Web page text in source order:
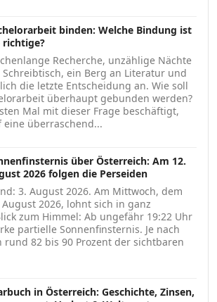
binden: Welche Bindung ist
richtige?
Recherche, unzählige Nächte
Schreibtisch, ein Berg an Literatur und
die letzte Entscheidung an. Wie soll
überhaupt gebunden werden?
Mal mit dieser Frage beschäftigt,
überraschend...
über Österreich: Am 12.
2026 folgen die Perseiden
3. August 2026. Am Mittwoch, dem
August 2026, lohnt sich in ganz
zum Himmel: Ab ungefähr 19:22 Uhr
partielle Sonnenfinsternis. Je nach
rund 82 bis 90 Prozent der sichtbaren
in Österreich: Geschichte, Zinsen,